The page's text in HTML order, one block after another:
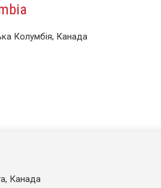
Колумбія, Канада
Канада